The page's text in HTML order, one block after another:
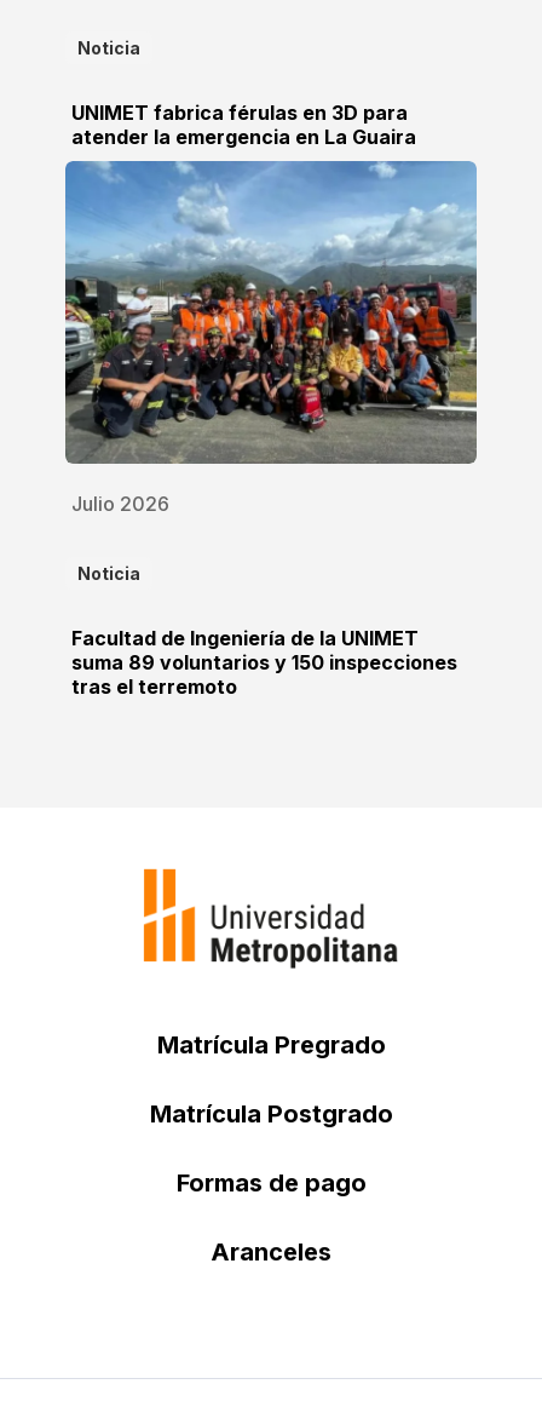
Noticia
UNIMET fabrica férulas en 3D para
atender la emergencia en La Guaira
Julio 2026
Noticia
Facultad de Ingeniería de la UNIMET
suma 89 voluntarios y 150 inspecciones
tras el terremoto
Matrícula Pregrado
Matrícula Postgrado
Formas de pago
Aranceles